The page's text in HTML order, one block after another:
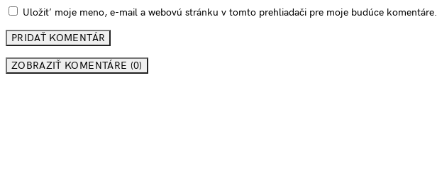
Uložiť moje meno, e-mail a webovú stránku v tomto prehliadači pre moje budúce komentáre.
ZOBRAZIŤ KOMENTÁRE (0)